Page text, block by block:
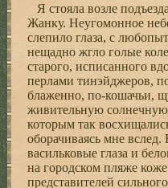
Я стояла возле
Жанку. Неугомонное
слепило глаза, с
нещадно жгло голые
старого, исписанного
перлами тинэйджеров,
блаженно, по-кошачьи,
живительную
которым так
оборачиваясь мне
васильковые глаза и
на городском пляже
представителей